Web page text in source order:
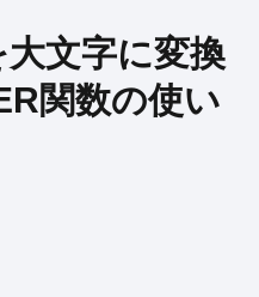
文字に変換
関数の使い